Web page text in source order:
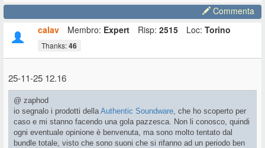
Commenta
calav
Membro: Expert Risp: 2515 Loc: Torino
Thanks:46
25-11-25 12.16
@ zaphod
io segnalo i prodotti della Authentic Soundware , che ho scoperto per
caso e mi stanno facendo una gola pazzesca. Non li conosco, quindi
ogni eventuale opinione è benvenuta, ma sono molto tentato dal
bundle totale, visto che sono suoni che si rifanno ad un periodo ben